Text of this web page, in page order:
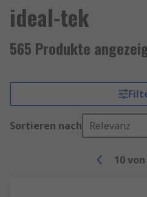
ideal-tek
565 Produkte
Sortieren nach Relevanz
10 von